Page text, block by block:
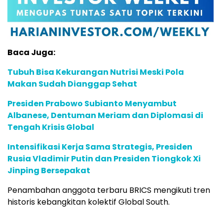
Baca Juga:
Tubuh Bisa Kekurangan Nutrisi Meski Pola
Makan Sudah Dianggap Sehat
Presiden Prabowo Subianto Menyambut
Albanese, Dentuman Meriam dan Diplomasi di
Tengah Krisis Global
Intensifikasi Kerja Sama Strategis, Presiden
Rusia Vladimir Putin dan Presiden Tiongkok Xi
Jinping Bersepakat
Penambahan anggota terbaru BRICS mengikuti tren
historis kebangkitan kolektif Global South.